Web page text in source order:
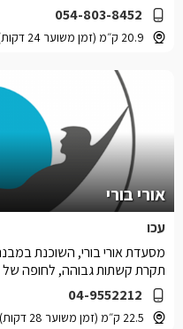
054-803-8452
20.9 ק״מ (זמן משוער 24 דקות)
אורי בורי
עכו
04-9552212
22.5 ק״מ (זמן משוער 28 דקות)
מסעדת אורי בורי, השוכנת
תקרת קשתות גבוהה, לחופה של